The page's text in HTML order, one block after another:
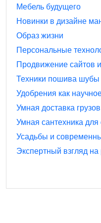
Мебель будущего
Новинки в дизайне
Образ жизни
Персональные
Продвижение сайтов
Техники пошива
Удобрения как
Умная доставка грузов
Умная сантехника
Усадьбы и
Экспертный взгляд